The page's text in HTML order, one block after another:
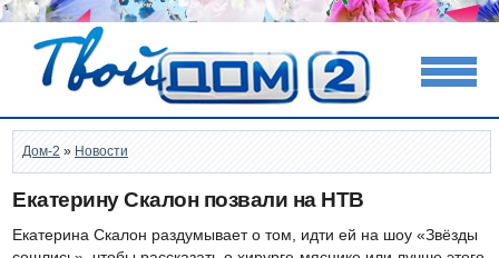
Дом-2 » Новости
Екатерину Скалон позвали на НТВ
Екатерина Скалон раздумывает о том, идти ей на шоу «Звёзды